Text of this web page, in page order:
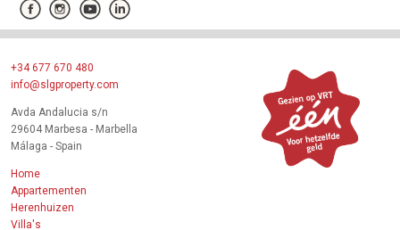
+34 677 670 480
info@slgproperty.com
Avda Andalucia s/n
29604 Marbesa - Marbella
Málaga - Spain
Home
Appartementen
Herenhuizen
Villa's